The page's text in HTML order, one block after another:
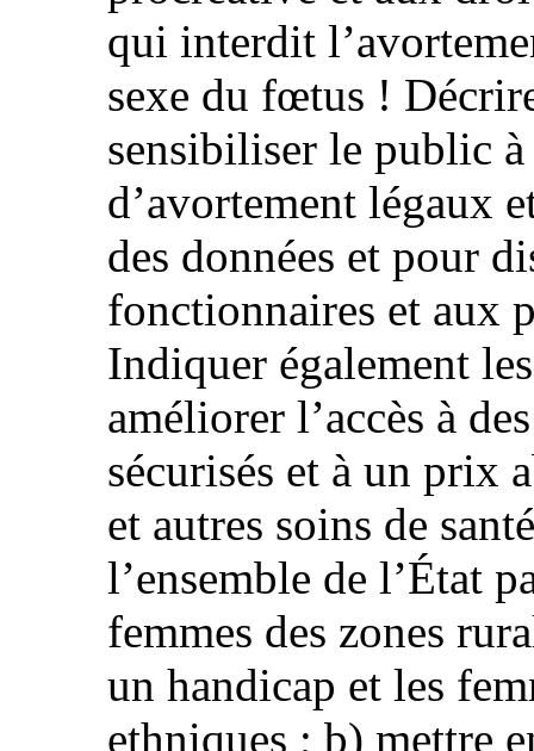
qui interdit
sexe du fœtus !
sensibiliser le public à
d’avortement légaux
des données et pour
fonctionnaires et aux
Indiquer également
améliorer l’accès à
sécurisés et à un prix
et autres soins de
l’ensemble de l’État
femmes des zones
un handicap et les
ethniques ; b) mettre